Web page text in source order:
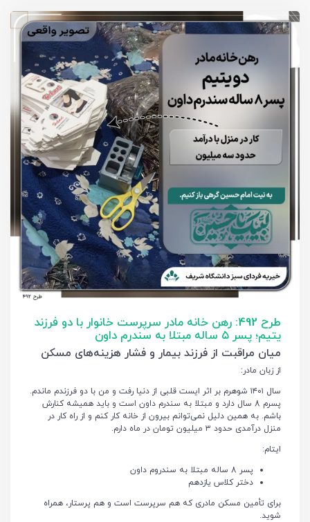
طرح 492: رهن خانه مادر سرپرست خانوار با دو فرزند
یتیم؛ پسر ۵ ساله مبتلا به سندرم داون
میان مراقبت از فرزند بیمار و فشار هزینه‌های مسکن
از زبان مادر:
سال ۱۴۰۱ شوهرم بر اثر ایست قلبی از دنیا رفت و من با دو فرزندم ماندم.
پسرم 8 سال دارد و مبتلا به سندرم داون است و باید همیشه کنارش
باشم. به همین دلیل نمی‌توانم بیرون از خانه کار کنم و از راه کار در
منزل درآمدی حدود ۳ میلیون تومان در ماه دارم.
ایتام:
پسر 8 ساله مبتلا به سندروم داون
دختر کلاس یازدهم
برای تأمین مسکن مادری که هم سرپرست است و هم پرستار، همراه
شوید.